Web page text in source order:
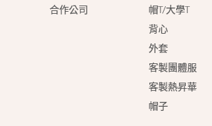
合作公司
帽T/大學T
背心
外套
客製團體服
客製熱昇華
帽子